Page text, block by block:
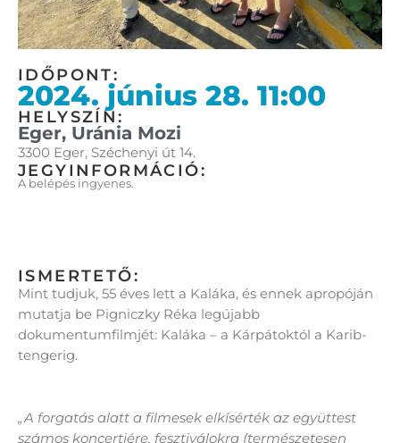
IDŐPONT:
2024. június 28. 11:00
HELYSZÍN:
Eger, Uránia Mozi
3300 Eger, Széchenyi út 14.
JEGYINFORMÁCIÓ:
A belépés ingyenes.
ISMERTETŐ:
Mint tudjuk, 55 éves lett a Kaláka, és ennek apropóján
mutatja be Pigniczky Réka legújabb
dokumentumfilmjét: Kaláka – a Kárpátoktól a Karib-
tengerig.
„A forgatás alatt a filmesek elkísérték az együttest
számos koncertjére, fesztiválokra (természetesen